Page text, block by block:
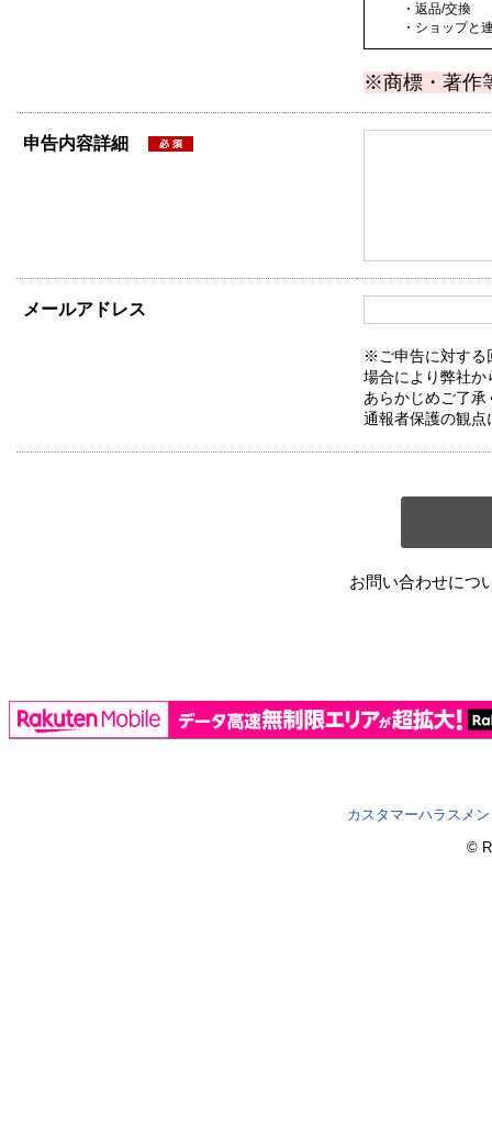
・返品/交換
・ショップと連
※商標・著作
申告内容詳細
メールアドレス
※ご申告に対する
場合により弊社か
あらかじめご了承
通報者保護の観点
お問い合わせにつ
カスタマーハラスメ
©